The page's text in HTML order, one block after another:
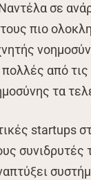
σε
πιο
από
τα
startups
συνιδρυτές